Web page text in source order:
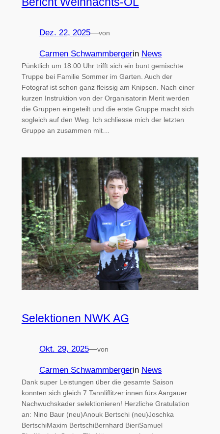
Dez. 22, 2025—von
Carmen Schwammbergerin News
Pünktlich um 18:00 Uhr trifft sich ein bunt gemischte
Truppe bei Familie Sommer im Garten. Auch der
Fotograf ist schon ganz fleissig am Knipsen. Nach einer
kurzen Instruktion von der Organisatorin Merit werden
die Gruppen eingeteilt und die erste Gruppe macht sich
sogleich auf den Weg. Ich schliesse mich der letzten
Gruppe an zusammen mit…
Selektionen NWK AG
Okt. 29, 2025—von
Carmen Schwammbergerin News
Dank super Leistungen über die gesamte Saison
konnten sich gleich 7 Tannliflitzer:innen fürs Aargauer
Nachwuchskader selektionieren! Herzliche Gratulation
an: Nino Baur (neu)Anouk Bertschi (neu)Joschka
BertschiMaxim BertschiBernhard BieriSamuel